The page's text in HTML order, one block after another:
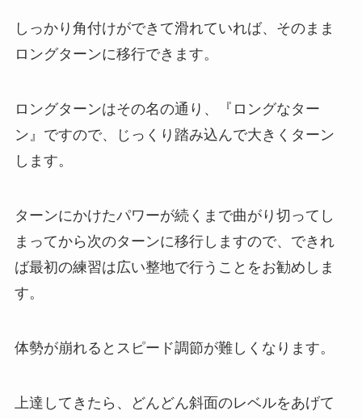
しっかり角付けができて滑れていれば、そのまま
ロングターンに移行できます。
ロングターンはその名の通り、『ロングなター
ン』ですので、じっくり踏み込んで大きくターン
します。
ターンにかけたパワーが続くまで曲がり切ってし
まってから次のターンに移行しますので、できれ
ば最初の練習は広い整地で行うことをお勧めしま
す。
体勢が崩れるとスピード調節が難しくなります。
上達してきたら、どんどん斜面のレベルをあげて